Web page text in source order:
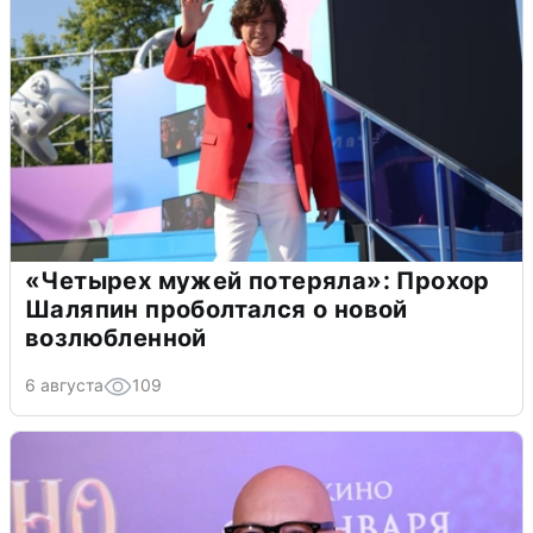
«Четырех мужей потеряла»: Прохор
Шаляпин проболтался о новой
возлюбленной
6 августа 109